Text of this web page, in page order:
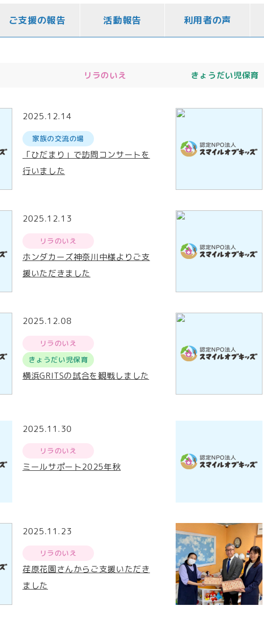
ご支援の報告 活動報告 利用者の声
リラのいえ きょうだい児保育
2025.12.14
家族の交流の場
「ひだまり」で訪問コンサートを
行いました
2025.12.13
リラのいえ
ホンダカーズ神奈川中様よりご支
援いただきました
2025.12.08
リラのいえ
きょうだい児保育
横浜GRITSの試合を観戦しました
2025.11.30
リラのいえ
ミールサポート2025年秋
2025.11.23
リラのいえ
荏原花園さんからご支援いただき
ました